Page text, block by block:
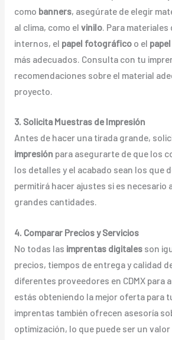
como banners, asegúrate de elegir
al clima, como el vinilo. Para materiales
internos, el papel fotográficoo el
más adecuados. Consulta con tu
recomendaciones sobre el material
proyecto.
3. Solicita Muestras de Impresión
Antes de hacer una tirada grande,
impresión para asegurarte de que los
los detalles y el acabado sean los que
permitirá hacer ajustes si es necesario
grandes cantidades.
4. Comparar Precios y Servicios
No todas las imprentas digitalesson
precios, tiempos de entrega y calidad
diferentes proveedores en CDMX para
estás obteniendo la mejor oferta para
imprentas también ofrecen asesoría
optimización, lo que puede ser un